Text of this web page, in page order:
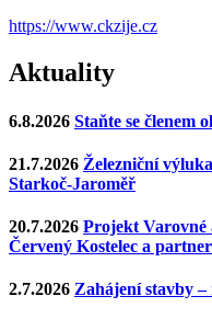
https://www.ckzije.cz
Aktuality
6.8.2026 Staňte se členem
21.7.2026 Železniční
Starkoč-Jaroměř
20.7.2026 Projekt Varovné
Červený Kostelec a
2.7.2026 Zahájení stavby